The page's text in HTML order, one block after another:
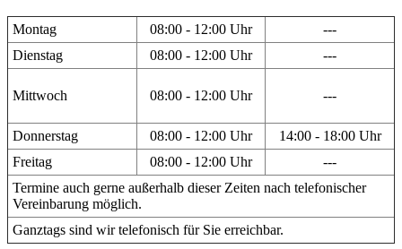
Montag 08:00 - 12:00 Uhr
---
Dienstag
08:00 - 12:00 Uhr ---
Mittwoch 08:00 - 12:00 Uhr ---
Donnerstag 08:00 - 12:00 Uhr
14:00 - 18:00 Uhr
Freitag
08:00 - 12:00 Uhr
---
Termine auch gerne außerhalb dieser Zeiten nach telefonischer
Vereinbarung möglich.
Ganztags sind wir telefonisch für Sie erreichbar.